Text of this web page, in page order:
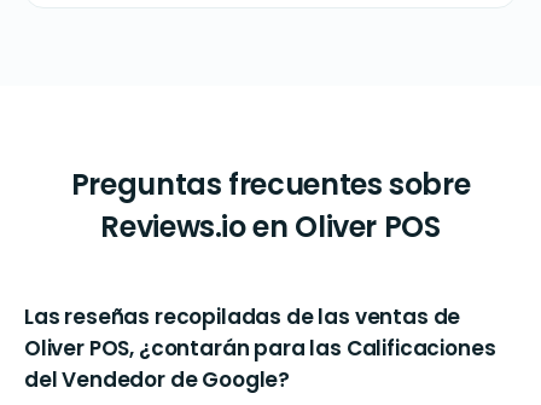
Preguntas frecuentes sobre
Reviews.io en Oliver POS
Las reseñas recopiladas de las ventas de
Oliver POS, ¿contarán para las Calificaciones
del Vendedor de Google?